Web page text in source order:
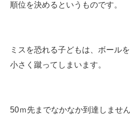
順位を決めるというものです。
ミスを恐れる子どもは、ボール
小さく蹴ってしまいます。
50ｍ先までなかなか到達しません